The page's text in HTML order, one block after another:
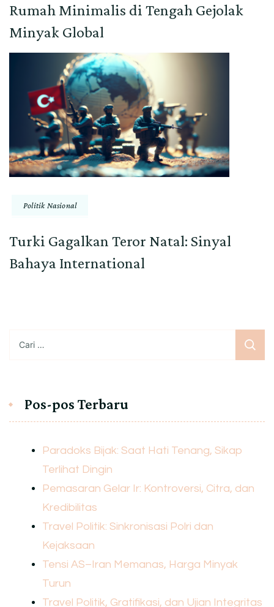
Rumah Minimalis di Tengah Gejolak
Minyak Global
Politik Nasional
Turki Gagalkan Teror Natal: Sinyal
Bahaya International
untuk:
Pos-pos Terbaru
Paradoks Bijak: Saat Hati Tenang, Sikap
Terlihat Dingin
Pemasaran Gelar Ir: Kontroversi, Citra, dan
Kredibilitas
Travel Politik: Sinkronisasi Polri dan
Kejaksaan
Tensi AS–Iran Memanas, Harga Minyak
Turun
Travel Politik, Gratifikasi, dan Ujian Integritas